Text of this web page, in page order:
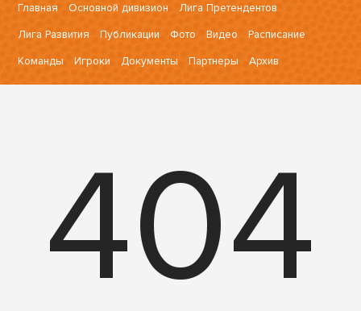
Главная Основной дивизион
Лига Претендентов
Лига Развития
Публикации Фото Видео
Расписание
Команды
Игроки Документы Партнеры Архив
404